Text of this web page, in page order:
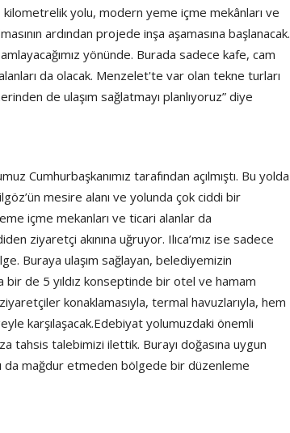
yolu, modern yeme içme mekânları ve
ardından projede inşa aşamasına başlanacak.
yönünde. Burada sadece kafe, cam
da olacak. Menzelet'te var olan tekne turları
de ulaşım sağlatmayı planlıyoruz” diye
Cumhurbaşkanımız tarafından açılmıştı. Bu yolda
mesire alanı ve yolunda çok ciddi bir
içme mekanları ve ticari alanlar da
ziyaretçi akınına uğruyor. Ilıca’mız ise sadece
Buraya ulaşım sağlayan, belediyemizin
bir de 5 yıldız konseptinde bir otel ve hamam
konaklamasıyla, termal havuzlarıyla, hem
karşılaşacak.Edebiyat yolumuzdaki önemli
tahsis talebimizi ilettik. Burayı doğasına uygun
da mağdur etmeden bölgede bir düzenleme